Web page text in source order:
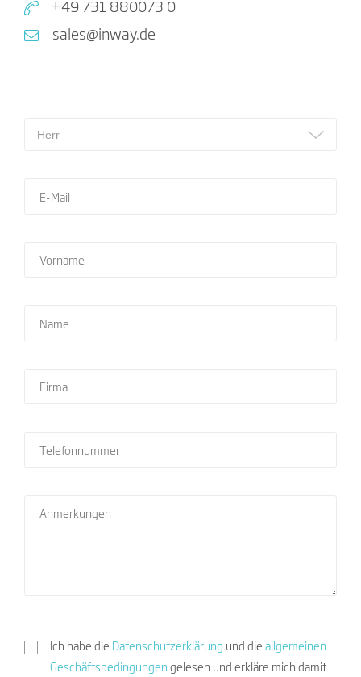
+49 731 880073 0
sales@inway.de
Ich habe die Datenschutzerklärung und die allgemeinen
Geschäftsbedingungen gelesen und erkläre mich damit